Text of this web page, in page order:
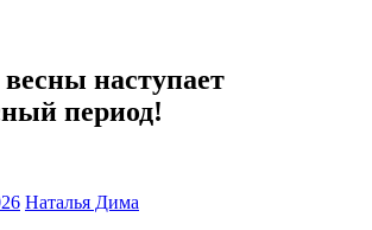
наступает
период!
Наталья Дима